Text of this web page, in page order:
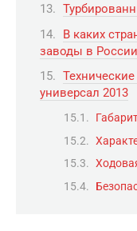
В каких
заводы в России
универсал 2013